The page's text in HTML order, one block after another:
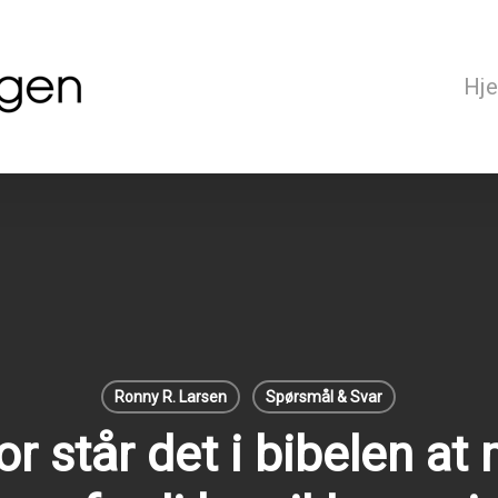
Ronny R. Larsen Spørsmål & Svar
står det i bibelen at